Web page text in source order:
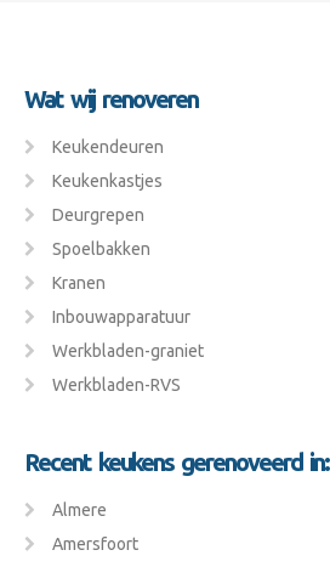
Wat wij renoveren
Keukendeuren
Keukenkastjes
Deurgrepen
Spoelbakken
Kranen
Inbouwapparatuur
Werkbladen-graniet
Werkbladen-RVS
Recent keukens gerenoveerd in:
Almere
Amersfoort